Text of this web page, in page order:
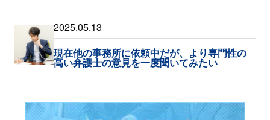
2025.05.13
現在他の事務所に依頼中だが、より専門性の
高い弁護士の意見を一度聞いてみたい